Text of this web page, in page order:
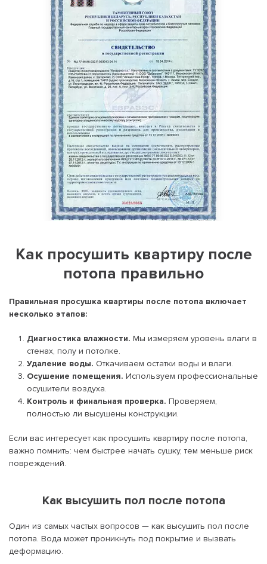
Как просушить квартиру после
потопа правильно
Правильная просушка квартиры после потопа включает
несколько этапов:
Диагностика влажности. Мы измеряем уровень влаги в
стенах, полу и потолке.
Удаление воды. Откачиваем остатки воды и влаги.
Осушение помещения. Используем профессиональные
осушители воздуха.
Контроль и финальная проверка. Проверяем,
полностью ли высушены конструкции.
Если вас интересует как просушить квартиру после потопа,
важно помнить: чем быстрее начать сушку, тем меньше риск
повреждений.
Как высушить пол после потопа
Один из самых частых вопросов — как высушить пол после
потопа. Вода может проникнуть под покрытие и вызвать
деформацию.